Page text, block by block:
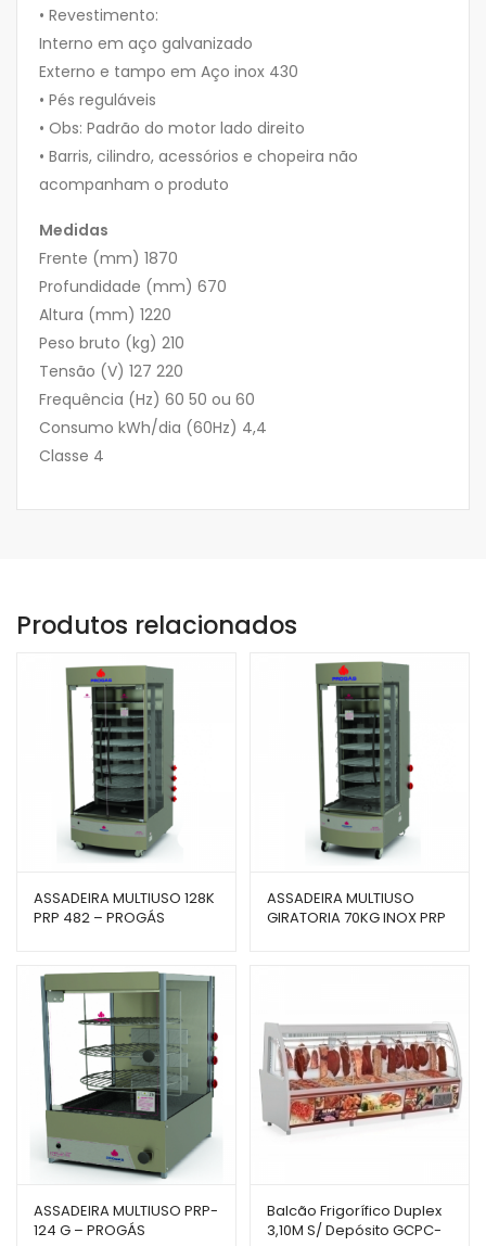
• Revestimento:
Interno em aço galvanizado
Externo e tampo em Aço inox 430
• Pés reguláveis
• Obs: Padrão do motor lado direito
• Barris, cilindro, acessórios e chopeira não
acompanham o produto
Medidas
Frente (mm) 1870
Profundidade (mm) 670
Altura (mm) 1220
Peso bruto (kg) 210
Tensão (V) 127 220
Frequência (Hz) 60 50 ou 60
Consumo kWh/dia (60Hz) 4,4
Classe 4
Produtos relacionados
ASSADEIRA MULTIUSO 128K
PRP 482 – PROGÁS
ASSADEIRA MULTIUSO
GIRATORIA 70KG INOX PRP
ASSADEIRA MULTIUSO PRP-
124 G – PROGÁS
Balcão Frigorífico Duplex
3,10M S/ Depósito GCPC-